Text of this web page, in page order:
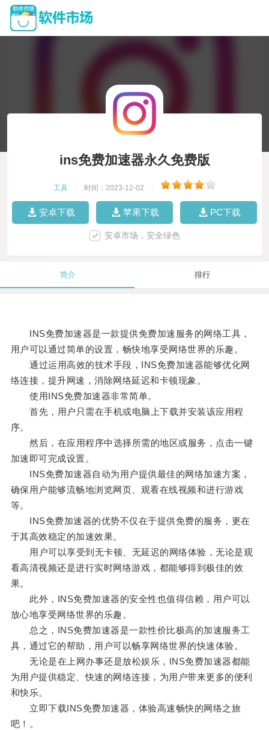
ins免费加速器永久免费版
工具 时间：2023-12-02
安卓下载 苹果下载 PC下载
安卓市场，安全绿色
简介 排行
INS免费加速器是一款提供免费加速服务的网络工具，
用户可以通过简单的设置，畅快地享受网络世界的乐趣。
通过运用高效的技术手段，INS免费加速器能够优化网
络连接，提升网速，消除网络延迟和卡顿现象。
使用INS免费加速器非常简单。
首先，用户只需在手机或电脑上下载并安装该应用程
序。
然后，在应用程序中选择所需的地区或服务，点击一键
加速即可完成设置。
INS免费加速器自动为用户提供最佳的网络加速方案，
确保用户能够流畅地浏览网页、观看在线视频和进行游戏
等。
INS免费加速器的优势不仅在于提供免费的服务，更在
于其高效稳定的加速效果。
用户可以享受到无卡顿、无延迟的网络体验，无论是观
看高清视频还是进行实时网络游戏，都能够得到极佳的效
果。
此外，INS免费加速器的安全性也值得信赖，用户可以
放心地享受网络世界的乐趣。
总之，INS免费加速器是一款性价比极高的加速服务工
具，通过它的帮助，用户可以畅享网络世界的快速体验。
无论是在上网办事还是放松娱乐，INS免费加速器都能
为用户提供稳定、快速的网络连接，为用户带来更多的便利
和快乐。
立即下载INS免费加速器，体验高速畅快的网络之旅
吧！。